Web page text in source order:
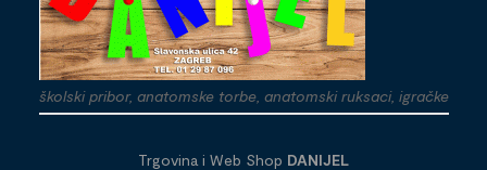
školski pribor, anatomske torbe, anatomski ruksaci, igračke
Trgovina i Web Shop DANIJEL